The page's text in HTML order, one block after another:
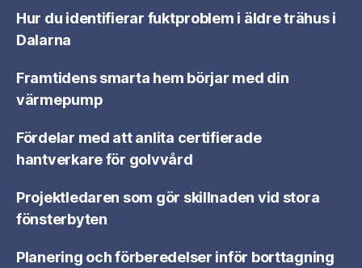
Hur du identifierar fuktproblem i äldre trähus i
Dalarna
Framtidens smarta hem börjar med din
värmepump
Fördelar med att anlita certifierade
hantverkare för golvvård
Projektledaren som gör skillnaden vid stora
fönsterbyten
Planering och förberedelser inför borttagning